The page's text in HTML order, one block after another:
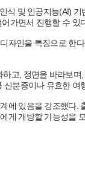
식 및 인공지능(AI)
가면서 진행할 수 있
자인을 특징으로 한
고, 정면을 바라보
분증이나 유효한 여
에 있음을 강조했다
게 개방할 가능성을